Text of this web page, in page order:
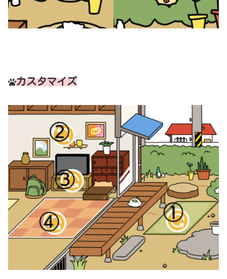
カスタマイズ